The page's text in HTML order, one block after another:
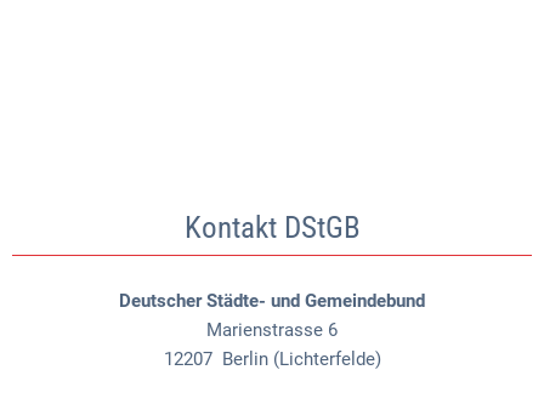
Kontakt DStGB
Deutscher Städte- und Gemeindebund
Marienstrasse 6
12207 Berlin (Lichterfelde)